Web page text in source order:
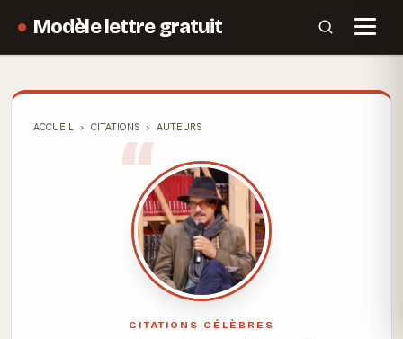
Modèle lettre gratuit
ACCUEIL CITATIONS AUTEURS
CITATIONS CÉLÈBRES